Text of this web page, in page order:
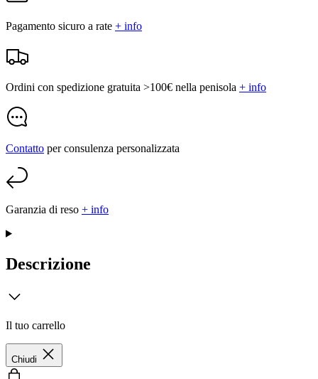
Pagamento sicuro a rate + info
Ordini con spedizione gratuita >100€ nella penisola + info
Contatto per consulenza personalizzata
Garanzia di reso + info
Descrizione
Il tuo carrello
Chiudi